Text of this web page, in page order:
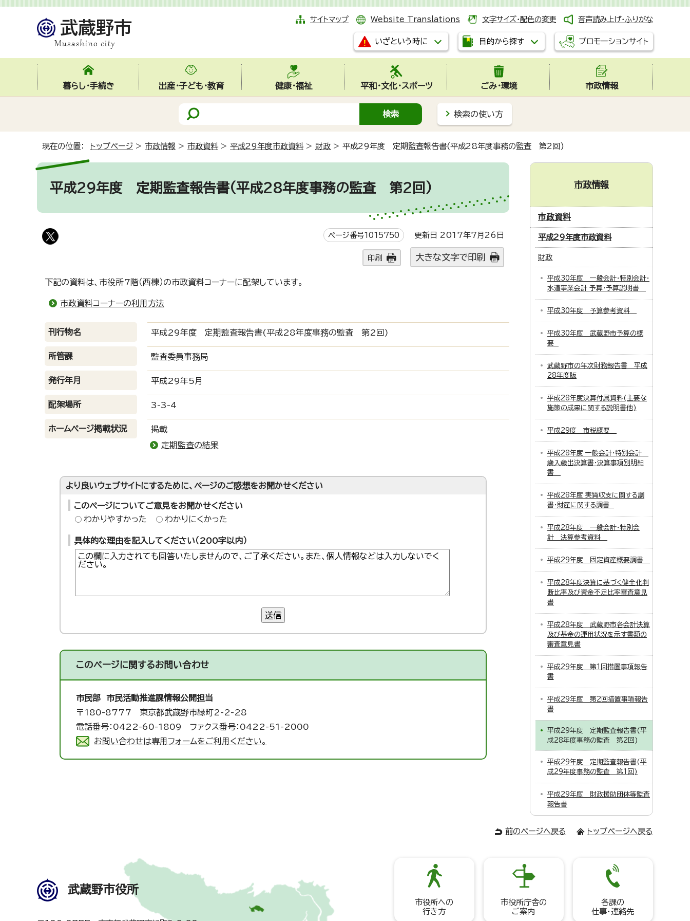
サイトマップ Website Translations 文字サイズ・配色の変更 音声読み上げ・ふりがな
いざという時に 目的から探す プロモーションサイト
暮らし・手続き 出産・子ども・教育 健康・福祉 平和・文化・スポーツ ごみ・環境 市政情報
検索の使い方
現在の位置： トップページ > 市政情報 > 市政資料 > 平成29年度市政資料 > 財政 > 平成29年度 定期監査報告書(平成28年度事務の監査 第2回)
平成29年度 定期監査報告書(平成28年度事務の監査 第2回)
ページ番号1015750 更新日 2017年7月26日
印刷 大きな文字で印刷
下記の資料は、市役所7階（西棟）の市政資料コーナーに配架しています。
市政資料コーナーの利用方法
刊行物名 平成29年度 定期監査報告書(平成28年度事務の監査 第2回)
所管課 監査委員事務局
発行年月 平成29年5月
配架場所 3-3-4
ホームページ掲載状況
掲載
定期監査の結果
より良いウェブサイトにするために、ページのご感想をお聞かせください
このページについてご意見をお聞かせください
わかりやすかった
わかりにくかった
具体的な理由を記入してください（200字以内）
送信
このページに関するお問い合わせ
市民部 市民活動推進課情報公開担当
〒180-8777 東京都武蔵野市緑町2-2-28
電話番号：0422-60-1809 ファクス番号：0422-51-2000
お問い合わせは専用フォームをご利用ください。
市政情報
市政資料
平成29年度市政資料
財政
平成30年度 一般会計・特別会計・
水道事業会計 予算・予算説明書
平成30年度 予算参考資料
平成30年度 武蔵野市予算の概
要
武蔵野市の年次財務報告書 平成
28年度版
平成28年度決算付属資料(主要な
施策の成果に関する説明書他)
平成29度 市税概要
平成28年度 一般会計・特別会計
歳入歳出決算書・決算事項別明細
書
平成28年度 実質収支に関する調
書・財産に関する調書
平成28年度 一般会計・特別会
計 決算参考資料
平成29年度 固定資産概要調書
平成28年度決算に基づく健全化判
断比率及び資金不足比率審査意見
書
平成28年度 武蔵野市各会計決算
及び基金の運用状況を示す書類の
審査意見書
平成29年度 第1回措置事項報告
書
平成29年度 第2回措置事項報告
書
平成29年度 定期監査報告書(平
成28年度事務の監査 第2回)
平成29年度 定期監査報告書(平
成29年度事務の監査 第1回)
平成29年度 財政援助団体等監査
報告書
前のページへ戻る トップページへ戻る
武蔵野市役所
市役所への
行き方
市役所庁舎の
ご案内
各課の
仕事・連絡先